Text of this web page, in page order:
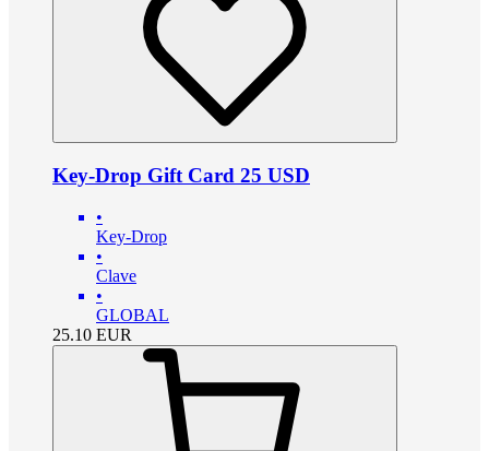
Key-Drop Gift Card 25 USD
•
Key-Drop
•
Clave
•
GLOBAL
25.10 EUR